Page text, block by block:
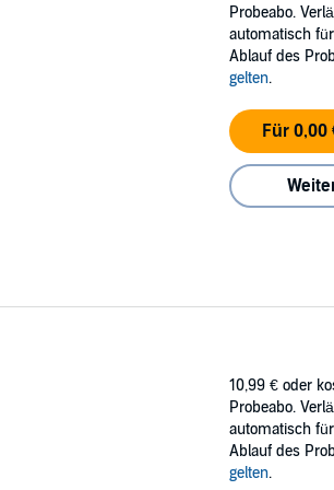
turning back. He tried to push me away, but I
and I changed my plans. She wasn't
now? But she did, no matter how much I tried
her go, because where I end, she begins.
Probeabo.
automatisch
Ablauf des
gelten.
Für 0,00
10,99 € oder
Probeabo.
automatisch
Ablauf des
gelten.